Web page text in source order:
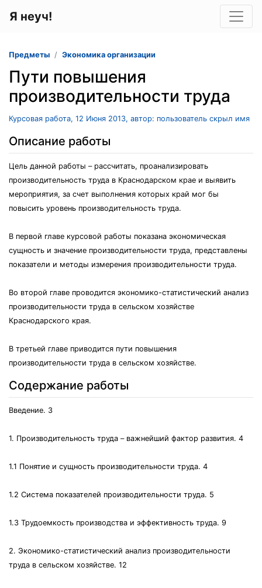
Я неуч!
Предметы Экономика организации
Пути повышения
производительности труда
Курсовая работа, 12 Июня 2013, автор: пользователь скрыл имя
Описание работы
Цель данной работы – рассчитать, проанализировать
производительность труда в Краснодарском крае и выявить
мероприятия, за счет выполнения которых край мог бы
повысить уровень производительность труда.
В первой главе курсовой работы показана экономическая
сущность и значение производительности труда, представлены
показатели и методы измерения производительности труда.
Во второй главе проводится экономико-статистический анализ
производительности труда в сельском хозяйстве
Краснодарского края.
В третьей главе приводится пути повышения
производительности труда в сельском хозяйстве.
Содержание работы
Введение. 3
1. Производительность труда – важнейший фактор развития. 4
1.1 Понятие и сущность производительности труда. 4
1.2 Система показателей производительности труда. 5
1.3 Трудоемкость производства и эффективность труда. 9
2. Экономико-статистический анализ производительности
труда в сельском хозяйстве. 12